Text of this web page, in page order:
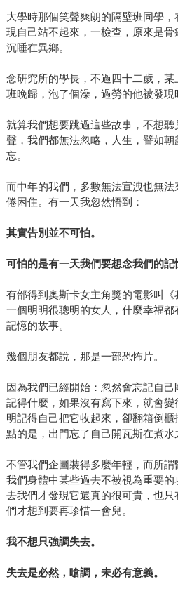
大學時那個笑聲爽朗的隔壁班同學
現自己站不起來，一檢查，原來是骨
沉睡在異鄉。
念研究所的學長，不過四十二歲，
班晚歸，泡了個澡，過勞的他被發
就算我們想要跳過這些故事，不想
聲，我們都無法忽略，人生，譬如
忘。
而中年的我們，多數無法宣洩也無
倦困住。有一天我忽然悟到：
其實告別並不可怕。
可怕的是有一天我們要想念我們的記
有部得到奧斯卡女主角獎的電影叫
一個明明很聰明的女人，什麼幸福
記憶的故事。
幾個朋友都說，那是一部恐怖片。
因為我們已經開始：忽然會忘記自
記得什麼，如果沒有寫下來，就會
明記得自己把它收起來，卻翻箱倒
點的是，出門忘了自己開瓦斯在煮
不管我們企圖裝得多麼年輕，而所謂
我們身體中某些過去不被視為重要
去我們才發現它還真的很可貴，也
們才想到要再珍惜一會兒。
我不想只強調失去。
失去是必然，嗆調，未必有意義。